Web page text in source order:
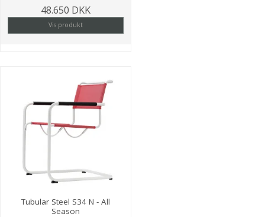
48.650 DKK
Vis produkt
Tubular Steel S34 N - All
Season